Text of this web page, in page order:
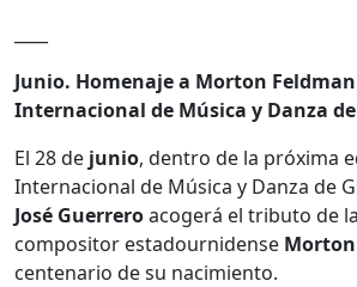
Junio. Homenaje a Morton
Internacional de Música y Danza
El 28 de junio, dentro de la próxima
Internacional de Música y Danza de
José Guerreroacogerá el tributo de
compositor estadournidense
centenario de su nacimiento.